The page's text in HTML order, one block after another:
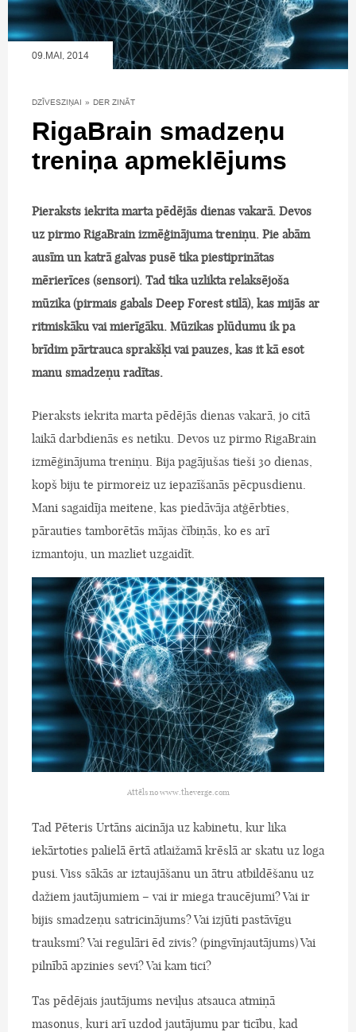
09.MAI, 2014
DZĪVESZIŅAI » DER ZINĀT
RigaBrain smadzeņu
treniņa apmeklējums
Pieraksts iekrita marta pēdējās dienas vakarā. Devos
uz pirmo RigaBrain izmēģinājuma treniņu. Pie abām
ausīm un katrā galvas pusē tika piestiprinātas
mērierīces (sensori). Tad tika uzlikta relaksējoša
mūzika (pirmais gabals Deep Forest stilā), kas mijās ar
ritmiskāku vai mierīgāku. Mūzikas plūdumu ik pa
brīdim pārtrauca sprakšķi vai pauzes, kas it kā esot
manu smadzeņu radītas.
Pieraksts iekrita marta pēdējās dienas vakarā, jo citā
laikā darbdienās es netiku. Devos uz pirmo RigaBrain
izmēģinājuma treniņu. Bija pagājušas tieši 30 dienas,
kopš biju te pirmoreiz uz iepazīšanās pēcpusdienu.
Mani sagaidīja meitene, kas piedāvāja atģērbties,
pārauties tamborētās mājas čībiņās, ko es arī
izmantoju, un mazliet uzgaidīt.
Attēls no www.theverge.com
Tad Pēteris Urtāns aicināja uz kabinetu, kur lika
iekārtoties palielā ērtā atlaižamā krēslā ar skatu uz loga
pusi. Viss sākās ar iztaujāšanu un ātru atbildēšanu uz
dažiem jautājumiem – vai ir miega traucējumi? Vai ir
bijis smadzeņu satricinājums? Vai izjūti pastāvīgu
trauksmi? Vai regulāri ēd zivis? (pingvīnjautājums) Vai
pilnībā apzinies sevi? Vai kam tici?
Tas pēdējais jautājums neviļus atsauca atmiņā
masonus, kuri arī uzdod jautājumu par ticību, kad